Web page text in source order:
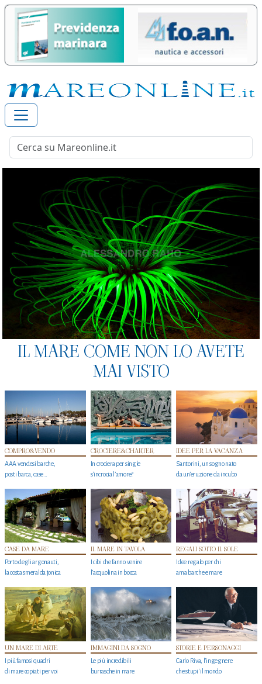
IL MARE COME NON LO AVETE
MAI VISTO
COMPRO&VENDO
AAA vendesi barche,
posti barca, case…
CROCIERE&CHARTER
In crociera per single
s'incrocia l’amore?
IDEE PER LA VACANZA
Santorini, un sogno nato
da un’eruzione da incubo
CASE DA MARE
Porto degli argonauti,
la costa smeralda jonica
IL MARE IN TAVOLA
I cibi che fanno venire
l’acquolina in bocca
REGALI SOTTO IL SOLE
Idee regalo per chi
ama barche e mare
UN MARE DI ARTE
I più famosi quadri
di mare copiati per voi
IMMAGINI DA SOGNO
Le più incredibili
burrasche in mare
STORIE E PERSONAGGI
Carlo Riva, l’ingegnere
che stupi' il mondo